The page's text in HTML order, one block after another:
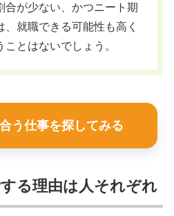
合が少ない、かつニート期
就職できる可能性も高く
ことはないでしょう。
う仕事を探してみる
る理由は人それぞれ